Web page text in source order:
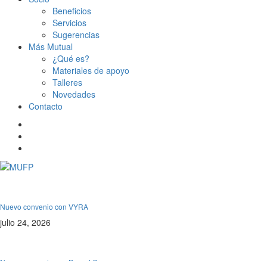
Beneficios
Servicios
Sugerencias
Más Mutual
¿Qué es?
Materiales de apoyo
Talleres
Novedades
Contacto
Nuevo convenio con VYRA
julio 24, 2026